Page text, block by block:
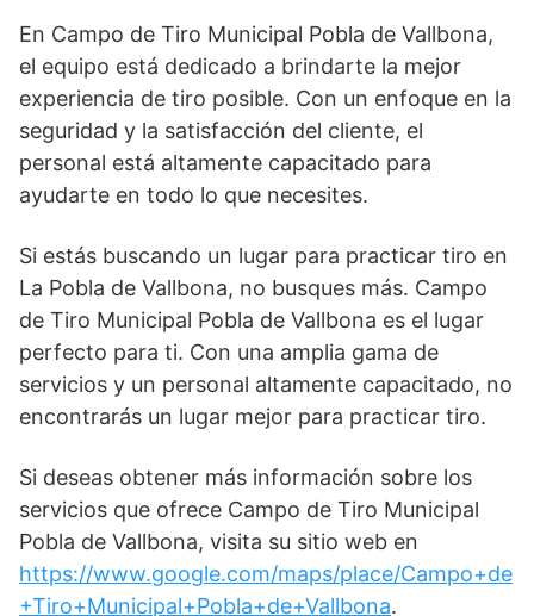
En Campo de Tiro Municipal Pobla de Vallbona,
el equipo está dedicado a brindarte la mejor
experiencia de tiro posible. Con un enfoque en la
seguridad y la satisfacción del cliente, el
personal está altamente capacitado para
ayudarte en todo lo que necesites.
Si estás buscando un lugar para practicar tiro en
La Pobla de Vallbona, no busques más. Campo
de Tiro Municipal Pobla de Vallbona es el lugar
perfecto para ti. Con una amplia gama de
servicios y un personal altamente capacitado, no
encontrarás un lugar mejor para practicar tiro.
Si deseas obtener más información sobre los
servicios que ofrece Campo de Tiro Municipal
Pobla de Vallbona, visita su sitio web en
https://www.google.com/maps/place/Campo+de
+Tiro+Municipal+Pobla+de+Vallbona.